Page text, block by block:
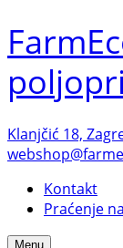
Klanjčić 18,
Kontakt
Praćenje
Menu